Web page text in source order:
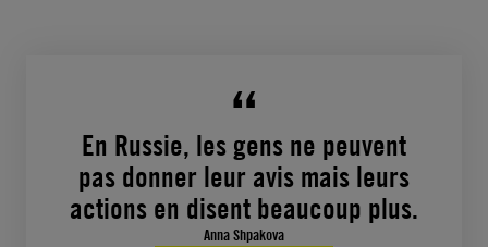
En Russie, les gens ne peuvent
pas donner leur avis mais leurs
actions en disent beaucoup plus.
Anna Shpakova